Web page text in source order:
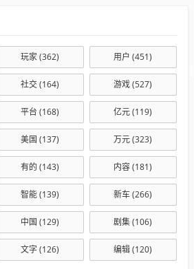
玩家(362) 用户 (451)
社交(164) 游戏(527)
平台 (168) 亿元(119)
美国 (137) 万元(323)
有的 (143) 内容(181)
智能(139) 新车(266)
中国 (129) 剧集(106)
文字(126) 编辑(120)